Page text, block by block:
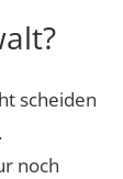
scheiden
.
noch